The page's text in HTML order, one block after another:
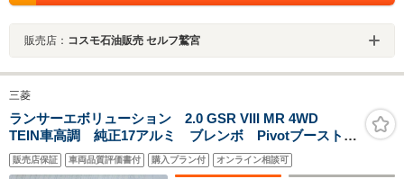
販売店： コスモ石油販売 セルフ鷲宮
三菱
ランサーエボリューション 2.0 GSR VIII MR 4WD
TEIN車高調 純正17アルミ ブレンボ Pivotブーストメ
ーター KENWOODディスプレイオーディオ ETC 純
正RECAROシート 純正リアスポ 社外ステアリング
販売店保証 車両品質評価書付 購入プラン付 オンライン相談可